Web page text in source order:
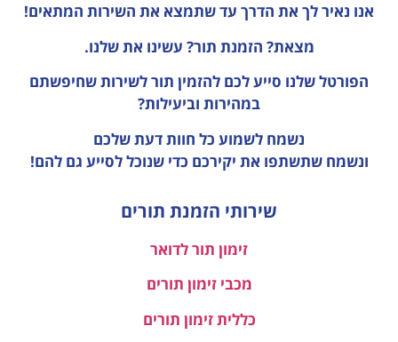
אנו נאיר לך את הדרך עד שתמצא את השירות המתאים!
מצאת? הזמנת תור? עשינו את שלנו.
הפורטל שלנו סייע לכם להזמין תור לשירות שחיפשתם
במהירות וביעילות?
נשמח לשמוע כל חוות דעתשלכם
ונשמח שתשתפו את יקירכם כדי שנוכל לסייע גם להם!
שירותי הזמנת תורים
זימון תור לדואר
מכבי זימון תורים
כללית זימון תורים